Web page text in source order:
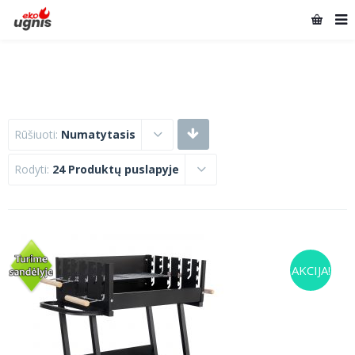
Rūšiuoti: Numatytasis
Rodyti: 24 Produktų puslapyje
AKCIJA!